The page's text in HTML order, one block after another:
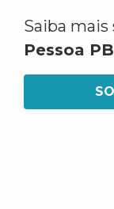
Saiba mais
Pessoa PB